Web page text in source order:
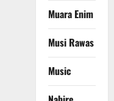
Muara Enim
Musi Rawas
Music